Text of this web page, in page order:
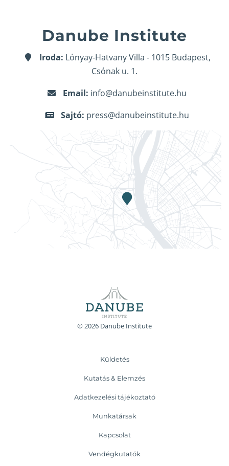
Danube Institute
Iroda: Lónyay-Hatvany Villa - 1015 Budapest,
Csónak u. 1.
Email: info@danubeinstitute.hu
Sajtó: press@danubeinstitute.hu
© 2026 Danube Institute
Küldetés
Kutatás & Elemzés
Adatkezelési tájékoztató
Munkatársak
Kapcsolat
Vendégkutatók